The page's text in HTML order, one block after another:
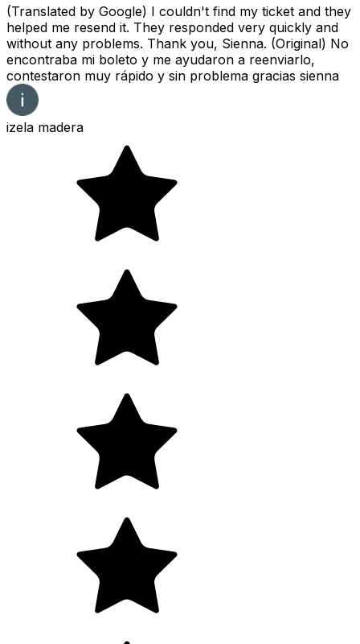
(Translated by Google) I couldn't find my ticket and they
helped me resend it. They responded very quickly and
without any problems. Thank you, Sienna. (Original) No
encontraba mi boleto y me ayudaron a reenviarlo,
contestaron muy rápido y sin problema gracias sienna
izela madera